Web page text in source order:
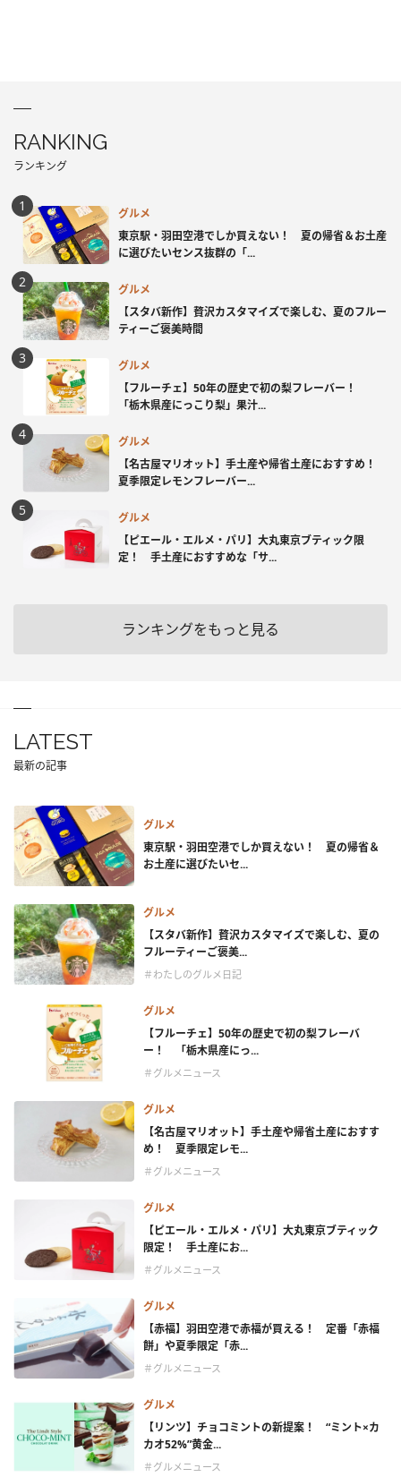
RANKING
ランキング
グルメ
東京駅・羽田空港でしか買えない！ 夏の帰省＆お土産
に選びたいセンス抜群の「...
グルメ
【スタバ新作】贅沢カスタマイズで楽しむ、夏のフルー
ティーご褒美時間
グルメ
【フルーチェ】50年の歴史で初の梨フレーバー！
「栃木県産にっこり梨」果汁...
グルメ
【名古屋マリオット】手土産や帰省土産におすすめ！
夏季限定レモンフレーバー...
グルメ
【ピエール・エルメ・パリ】大丸東京ブティック限
定！ 手土産におすすめな「サ...
ランキングをもっと見る
LATEST
最新の記事
グルメ
東京駅・羽田空港でしか買えない！ 夏の帰省＆
お土産に選びたいセ...
グルメ
【スタバ新作】贅沢カスタマイズで楽しむ、夏の
フルーティーご褒美...
＃わたしのグルメ日記
グルメ
【フルーチェ】50年の歴史で初の梨フレーバ
ー！ 「栃木県産にっ...
＃グルメニュース
グルメ
【名古屋マリオット】手土産や帰省土産におすす
め！ 夏季限定レモ...
＃グルメニュース
グルメ
【ピエール・エルメ・パリ】大丸東京ブティック
限定！ 手土産にお...
＃グルメニュース
グルメ
【赤福】羽田空港で赤福が買える！ 定番「赤福
餅」や夏季限定「赤...
＃グルメニュース
グルメ
【リンツ】チョコミントの新提案！ “ミント×カ
カオ52%”黄金...
＃グルメニュース